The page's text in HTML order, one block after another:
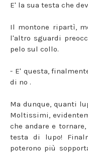
E' la sua testa che
Il montone ripartì,
l'altro sguardi
pelo sul collo.
- E' questa,
di no .
Ma dunque, quanti
Moltissimi,
che andare e
testa di lupo!
poterono più